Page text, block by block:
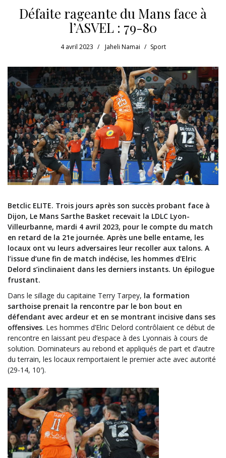
Défaite rageante du Mans face à
l’ASVEL : 79-80
4 avril 2023 Jaheli Namai Sport
Betclic ELITE. Trois jours après son succès probant face à
Dijon, Le Mans Sarthe Basket recevait la LDLC Lyon-
Villeurbanne, mardi 4 avril 2023, pour le compte du match
en retard de la 21e journée. Après une belle entame, les
locaux ont vu leurs adversaires leur recoller aux talons. A
l’issue d’une fin de match indécise, les hommes d’Elric
Delord s’inclinaient dans les derniers instants. Un épilogue
frustant.
Dans le sillage du capitaine Terry Tarpey, la formation
sarthoise prenait la rencontre par le bon bout en
défendant avec ardeur et en se montrant incisive dans ses
offensives. Les hommes d’Elric Delord contrôlaient ce début de
rencontre en laissant peu d’espace à des Lyonnais à cours de
solution. Dominateurs au rebond et appliqués de part et d’autre
du terrain, les locaux remportaient le premier acte avec autorité
(29-14, 10′).